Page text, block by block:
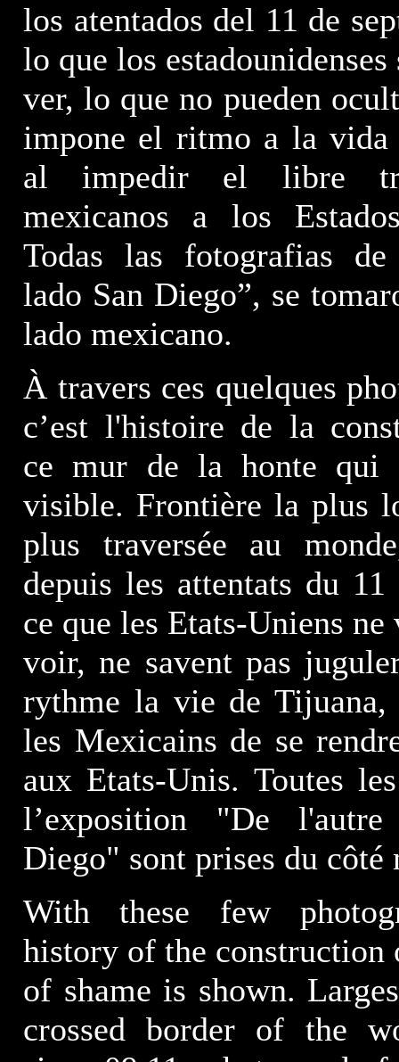
los atentados del 11 de
lo que los estadounidenses
ver, lo que no pueden
impone el ritmo a la vida
al impedir el libre
mexicanos a los
Todas las fotografias
lado San Diego”, se
lado mexicano.
À travers ces quelques
c’est l'histoire de la
ce mur de la honte qui
visible. Frontière la plus
plus traversée au
depuis les attentats du 11
ce que les Etats-Uniens ne
voir, ne savent pas
rythme la vie de Tijuana,
les Mexicains de se
aux Etats-Unis. Toutes
l’exposition "De
Diego" sont prises du côté
With these few
history of the
of shame is shown.
crossed border of the